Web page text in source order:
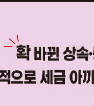
떻게 계산할까?
용도변경 또는 멸실, 1
함될까?
따라 세율 다르다